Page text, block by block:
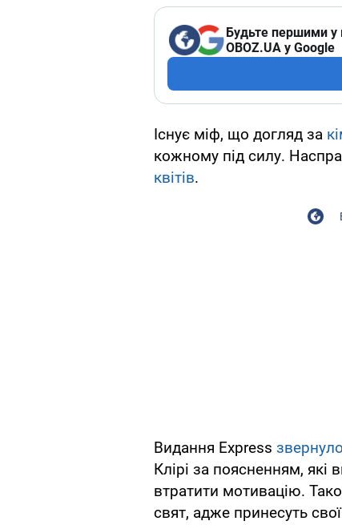
Будьте першими у
OBOZ.UA у Google
Існує міф, що догляд за
кожному під силу.
квітів.
Видання Express
Клірі за поясненням,
втратити мотивацію.
свят, адже принесуть